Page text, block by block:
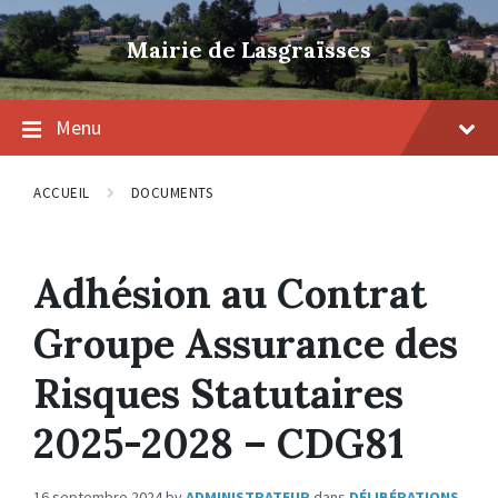
Skip
to
content
Skip
to
main
navigation
Skip
to
footer
Mairie de Lasgraïsses
Menu
ACCUEIL DOCUMENTS
Adhésion au Contrat
Groupe Assurance des
Risques Statutaires
2025-2028 – CDG81